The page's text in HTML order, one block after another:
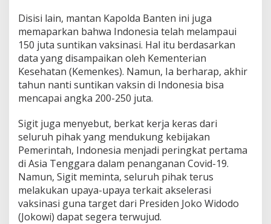
w
i
Disisi lain, mantan Kapolda Banten ini juga
memaparkan bahwa Indonesia telah melampaui
150 juta suntikan vaksinasi. Hal itu berdasarkan
data yang disampaikan oleh Kementerian
Kesehatan (Kemenkes). Namun, Ia berharap, akhir
tahun nanti suntikan vaksin di Indonesia bisa
mencapai angka 200-250 juta.
Sigit juga menyebut, berkat kerja keras dari
seluruh pihak yang mendukung kebijakan
Pemerintah, Indonesia menjadi peringkat pertama
di Asia Tenggara dalam penanganan Covid-19.
Namun, Sigit meminta, seluruh pihak terus
melakukan upaya-upaya terkait akselerasi
vaksinasi guna target dari Presiden Joko Widodo
(Jokowi) dapat segera terwujud.